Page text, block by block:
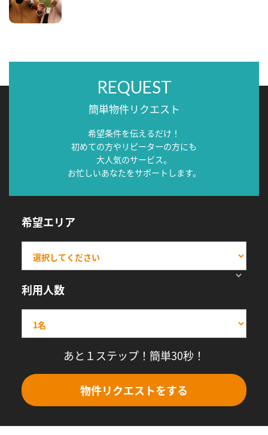
REQUEST
簡単物件リクエスト
希望条件を伝えるだけ！
初めての方やリピーターの方にも
大人気のサービス。
お忙しいあなたをサポートします。
希望エリア
利用人数
あと１ステップ！簡単30秒！
物件リクエストをする